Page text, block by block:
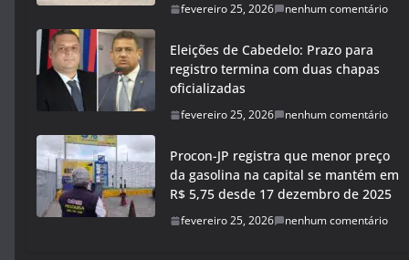
fevereiro 25, 2026 nenhum comentário
Eleições de Cabedelo: Prazo para
registro termina com duas chapas
oficializadas
fevereiro 25, 2026 nenhum comentário
Procon-JP registra que menor preço
da gasolina na capital se mantém em
R$ 5,75 desde 17 dezembro de 2025
fevereiro 25, 2026 nenhum comentário